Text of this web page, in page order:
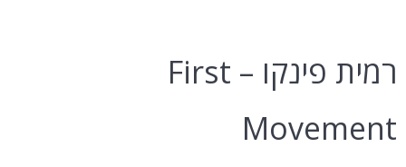
רמית פינקו – First
Movement